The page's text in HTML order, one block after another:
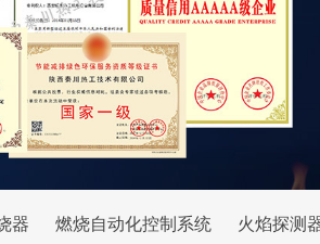
器 燃烧自动化控制系统 火焰探测